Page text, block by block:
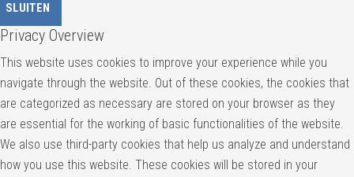
SLUITEN
Privacy Overview
This website uses cookies to improve your experience while you
navigate through the website. Out of these cookies, the cookies that
are categorized as necessary are stored on your browser as they
are essential for the working of basic functionalities of the website.
We also use third-party cookies that help us analyze and understand
how you use this website. These cookies will be stored in your